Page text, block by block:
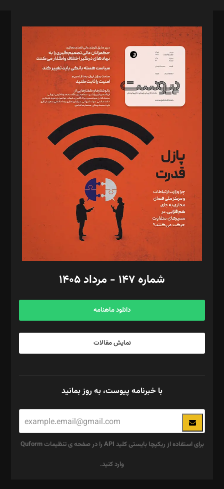
مدیر مسئول: محمدباقر اثنی‌عشری
سردبیر: مهرک محمودی
دبیر تحریریه: میثم قاسمی
د‌بیر ناداستان: سمانه سمیع
د‌بیر خدمت و تجارت: ابوالفضل رجبی
د‌بیر حقوق فناوری: حسام‌الدین ایپکچی
د‌بیر پیوست جهان: مینا پاکدل
د‌بیر تحریریه آنلاین: بابک نقاش
تحریریه‌: مجتبی محمود‌ی، آرش برهمند، یسنا امان‌پور، سروش کرمیان،
مصطفی مسجدی آرانی، ابوالفضل رجبی، زهرا فکرانه، فائزه فتحی
رستمی،مصطفی باستان
ویرایش: نگار استاد‌‌آقا
طراح یونیفرم: مجید توکلی
فیلمبرداری و عکاسی: امیر شفیعی، مانی لطفی زاده
گرافیک و صفحه‌آرایی: سید‌سبحان‌علی ثابت
مد‌یر توسعه تجاری: کامبیز برید‌
امور مالی: شاپور رهبری، محمد‌ کاظمی‌نیا
آگهی و مشترکین: ۰۹۱۹۹۹۹۰۴۵۴
شماره ۱۴۷ - مرداد ۱۴۰۵
دانلود ماهنامه
نمایش مقالات
با خبرنامه پیوست، به روز بمانید
برای استفاده از ریکپچا بایستی کلید API را در صفحه ی تنظیمات Quform
وارد کنید.